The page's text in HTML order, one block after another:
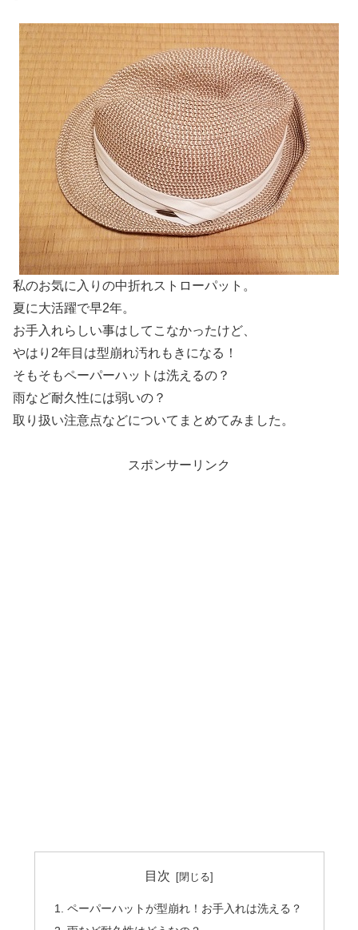
私のお気に入りの中折れストローパット。
夏に大活躍で早2年。
お手入れらしい事はしてこなかったけど、
やはり2年目は型崩れ汚れもきになる！
そもそもペーパーハットは洗えるの？
雨など耐久性には弱いの？
取り扱い注意点などについてまとめてみました。
スポンサーリンク
目次
ペーパーハットが型崩れ！お手入れは洗える？